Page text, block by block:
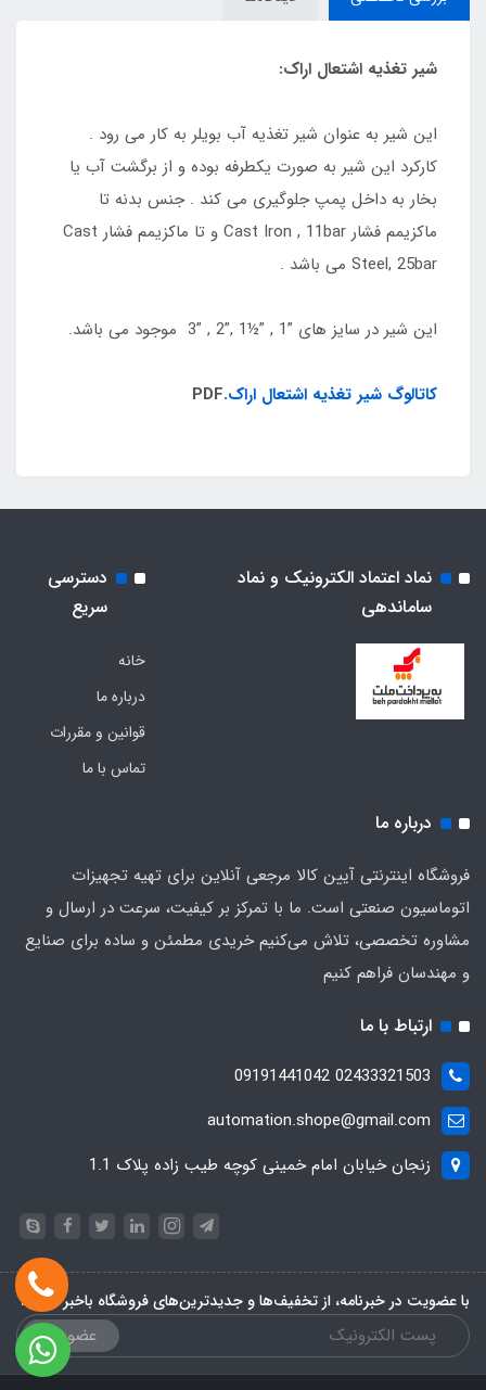
شیر تغذیه اشتعال اراک:
این شیر به عنوان شیر تغذیه آب بویلر به کار می رود .
کارکرد این شیر به صورت یکطرفه بوده و از برگشت آب یا
بخار به داخل پمپ جلوگیری می کند . جنس بدنه تا
ماکزیمم فشار Cast Iron , 11bar و تا ماکزیمم فشار Cast
Steel, 25bar می باشد .
این شیر در سایز های ”1 , ”½1 ,”2 , ”3 موجود می باشد.
کاتالوگ شیر تغذیه اشتعال اراک.PDF
نماد اعتماد الکترونیک و نماد
ساماندهی
دسترسی
سریع
خانه
درباره ما
قوانین و مقررات
تماس با ما
درباره ما
فروشگاه اینترنتی آیین کالا مرجعی آنلاین برای تهیه تجهیزات
اتوماسیون صنعتی است. ما با تمرکز بر کیفیت، سرعت در ارسال و
مشاوره تخصصی، تلاش می‌کنیم خریدی مطمئن و ساده برای صنایع
و مهندسان فراهم کنیم
ارتباط با ما
02433321503 09191441042
automation.shope@gmail.com
زنجان خیابان امام خمینی کوچه طیب زاده پلاک 1.1
با عضویت در خبرنامه، از تخفیف‌ها و جدیدترین‌های فروشگاه باخبر شوید:
عضویت